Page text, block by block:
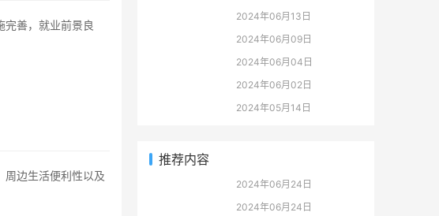
2024年06月13日
2024年06月09日
2024年06月04日
2024年06月02日
2024年05月14日
推荐内容
2024年06月24日
2024年06月24日